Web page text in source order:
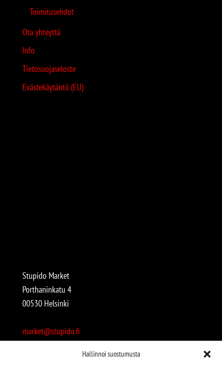
Hallinnoi suostumusta
Toimitusehdot
Ota yhteyttä
Info
Tietosuojaseloste
Evästekäytäntö (EU)
Stupido Market
Porthaninkatu 4
00530 Helsinki
market@stupido.fi